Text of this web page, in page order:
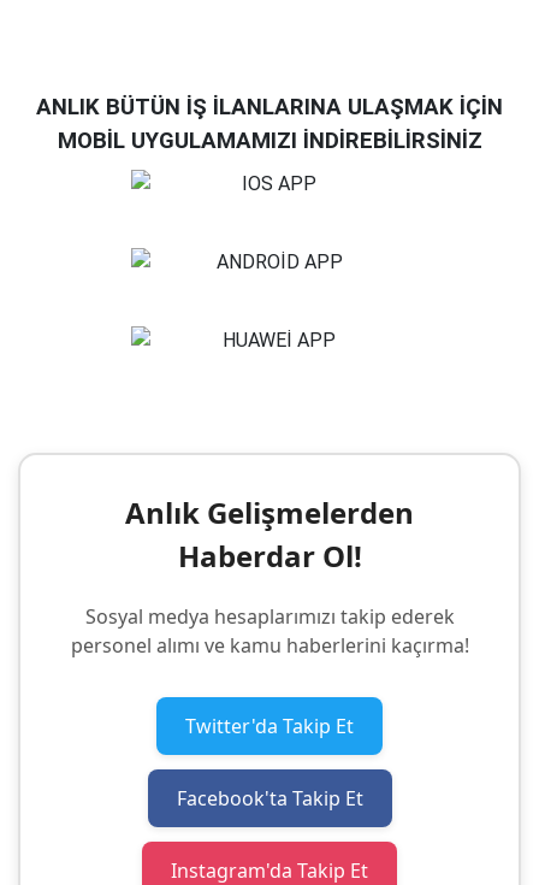
ANLIK BÜTÜN İŞ İLANLARINA ULAŞMAK İÇİN
MOBİL UYGULAMAMIZI İNDİREBİLİRSİNİZ
Anlık Gelişmelerden
Haberdar Ol!
Sosyal medya hesaplarımızı takip ederek
personel alımı ve kamu haberlerini kaçırma!
Twitter'da Takip Et
Facebook'ta Takip Et
Instagram'da Takip Et